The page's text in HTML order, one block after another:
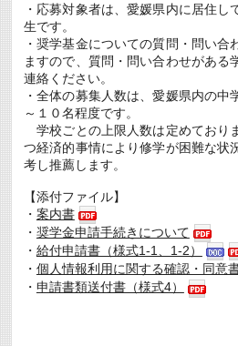
・応募対象者は、愛媛県内に居住
生です。
・奨学基金についての質問・問い
ますので、質問・問い合わせがある
連絡ください。
・全体の募集人数は、愛媛県内の中
～１０名程度です。
学校ごとの上限人数は定めており
つ経済的事情により修学が困難な状
考し推薦します。
【添付ファイル】
・ 案内書
・ 奨学金申請手続きについて
・ 給付申請書（様式1-1、1-2）
・ 個人情報利用に関する確認・同意
・ 申請書類送付書（様式4）